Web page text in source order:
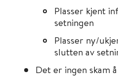
Plasser kjent
setningen
Plasser ny/
slutten av
Det er ingen skam